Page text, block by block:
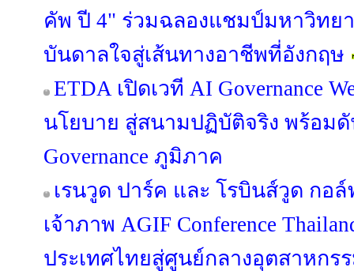
คัพ ปี 4" ร่วมฉลองแชมป์มหาวิทย
บันดาลใจสู่เส้นทางอาชีพที่อังกฤษ
ETDA เปิดเวที AI Governance
นโยบาย สู่สนามปฏิบัติจริง พร้อม
Governance ภูมิภาค
เรนวูด ปาร์ค และ โรบินส์วูด กอ
เจ้าภาพ AGIF Conference
ประเทศไทยสู่ศูนย์กลางอุตสาหกร